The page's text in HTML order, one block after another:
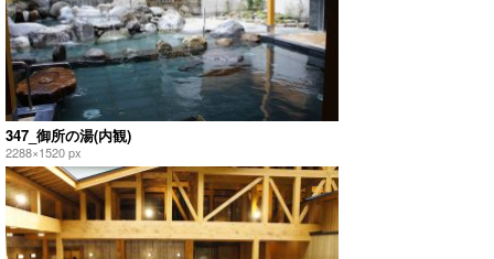
347_御所の湯(内観)
2288×1520 px